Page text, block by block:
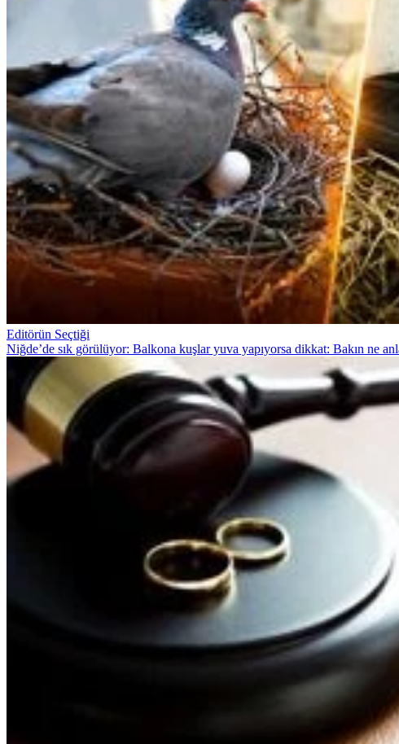
Editörün Seçtiği
Niğde’de sık görülüyor: Balkona kuşlar yuva yapıyorsa dikkat: Bakın ne